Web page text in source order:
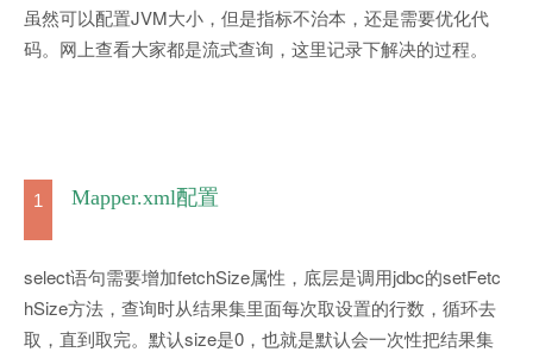
虽然可以配置JVM大小，但是指标不治本，还是需要优化代
码。网上查看大家都是流式查询，这里记录下解决的过程。
1 Mapper.xml配置
select语句需要增加fetchSize属性，底层是调用jdbc的setFetc
hSize方法，查询时从结果集里面每次取设置的行数，循环去
取，直到取完。默认size是0，也就是默认会一次性把结果集